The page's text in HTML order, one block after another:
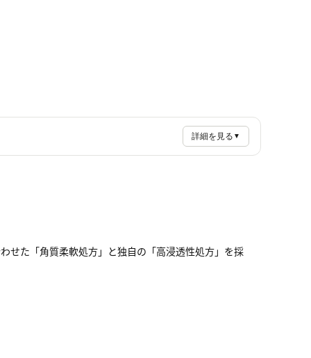
詳細を見る ▼
せた「角質柔軟処方」と独自の「高浸透性処方」を採